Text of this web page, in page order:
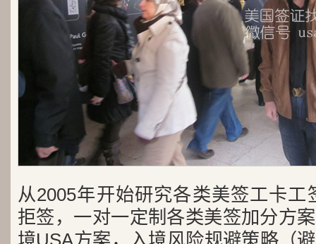
从2005年开始研究各类美签工卡工
拒签，一对一定制各类美签加分方
境USA方案，入境风险规避策略（